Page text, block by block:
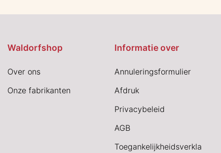
Waldorfshop
Over ons
Onze fabrikanten
Informatie over
Annuleringsformulier
Afdruk
Privacybeleid
AGB
Toegankelijkheidsverkla